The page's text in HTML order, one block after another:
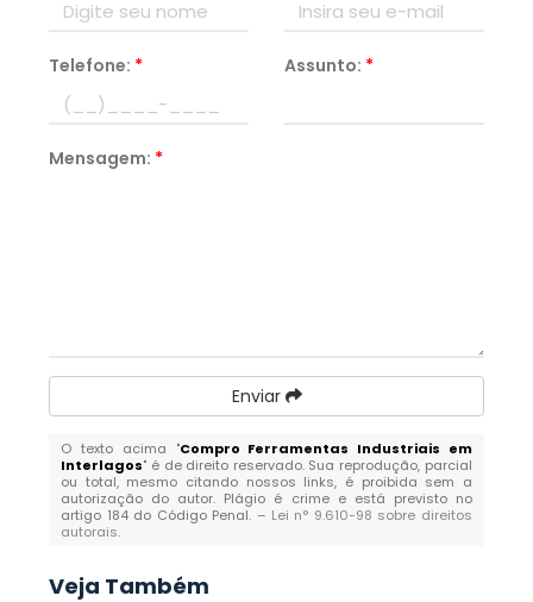
Telefone: * Assunto: *
Mensagem: *
Enviar
O texto acima "Compro Ferramentas Industriais em
Interlagos" é de direito reservado. Sua reprodução, parcial
ou total, mesmo citando nossos links, é proibida sem a
autorização do autor. Plágio é crime e está previsto no
artigo 184 do Código Penal. – Lei n° 9.610-98 sobre direitos
autorais.
Veja Também